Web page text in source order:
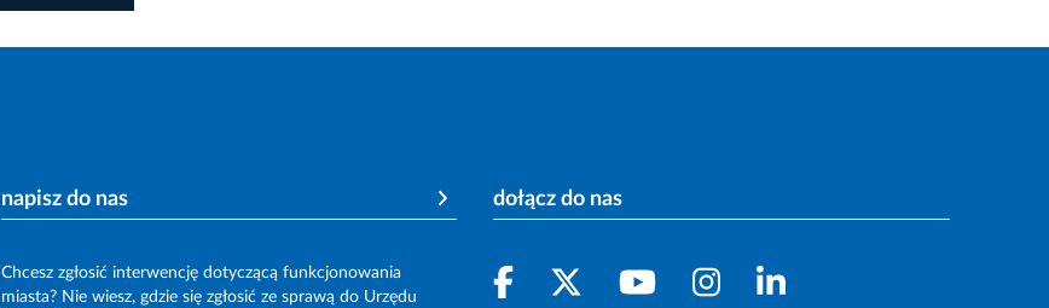
napisz do nas
Chcesz zgłosić interwencję dotyczącą funkcjonowania
miasta? Nie wiesz, gdzie się zgłosić ze sprawą do Urzędu
dołącz do nas